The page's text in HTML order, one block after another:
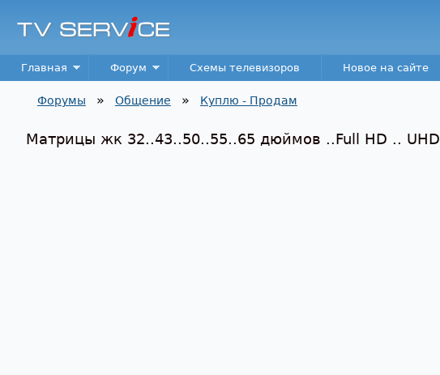
TV
Service
Main menu
Главная Форум Схемы телевизоров Новое на сайте
Форумы » Общение » Куплю - Продам
Матрицы жк 32..43..50..55..65 дюймов ..Full HD .. UHD